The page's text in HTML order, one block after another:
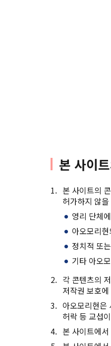
본 사이
본 사이트의
허가하지 않
영리 단체
아오모리
정치적 또
기타 아오
각 콘텐츠의
저작권 보호
아오모리현은
허락 등 교섭
본 사이트에